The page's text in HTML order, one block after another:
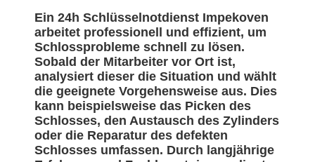
Ein 24h Schlüsselnotdienst Impekoven
arbeitet professionell und effizient, um
Schlossprobleme schnell zu lösen.
Sobald der Mitarbeiter vor Ort ist,
analysiert dieser die Situation und wählt
die geeignete Vorgehensweise aus. Dies
kann beispielsweise das Picken des
Schlosses, den Austausch des Zylinders
oder die Reparatur des defekten
Schlosses umfassen. Durch langjährige